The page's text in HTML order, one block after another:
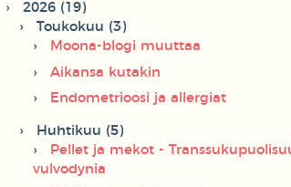
2026 (19)
Toukokuu (3)
Moona-blogi muuttaa
Aikansa kutakin
Endometrioosi ja allergiat
Huhtikuu (5)
Pellet ja mekot -
vulvodynia